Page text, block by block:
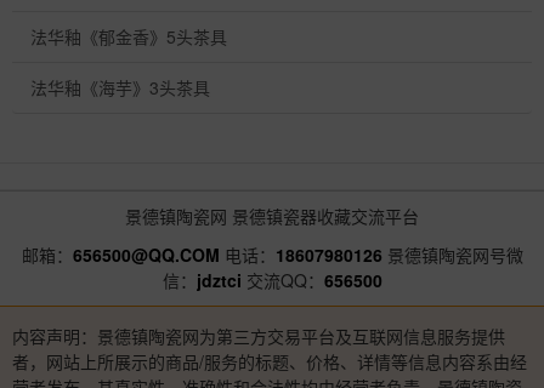
法华釉《郁金香》5头茶具
法华釉《海芋》3头茶具
景德镇陶瓷网 景德镇瓷器收藏交流平台
邮箱： 656500@QQ.COM 电话： 18607980126 景德镇陶瓷网号微
信： jdztci 交流QQ： 656500
内容声明：景德镇陶瓷网为第三方交易平台及互联网信息服务提供
者，网站上所展示的商品/服务的标题、价格、详情等信息内容系由经